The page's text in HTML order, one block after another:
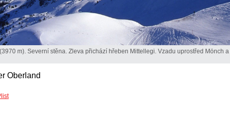
m). Severní stěna. Zleva přichází hřeben Mittellegi. Vzadu uprostřed Mönch
Oberland